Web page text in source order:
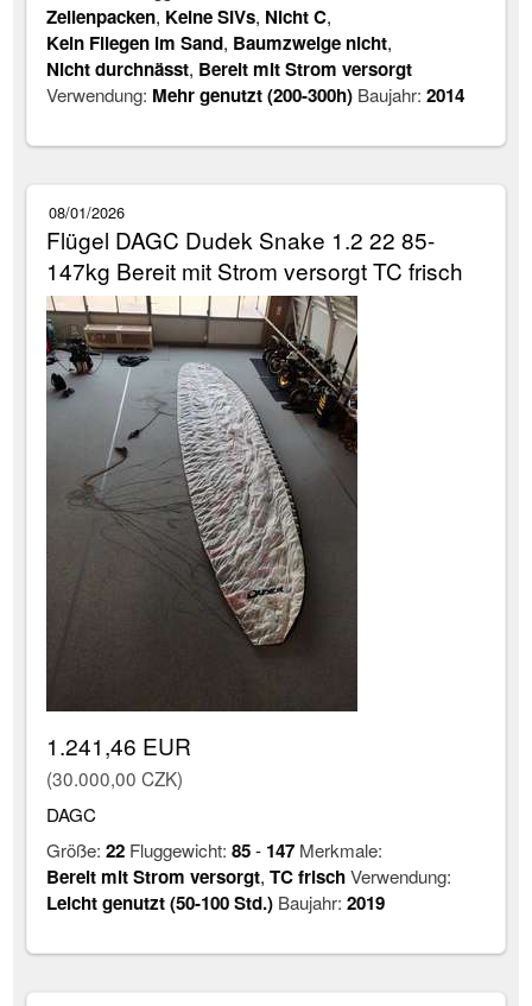
Zellenpacken, Keine SIVs, Nicht C,
Kein Fliegen im Sand, Baumzweige nicht,
Nicht durchnässt, Bereit mit Strom versorgt
Verwendung: Mehr genutzt (200-300h) Baujahr:2014
08/01/2026
Flügel DAGC Dudek Snake 1.2 22 85-
147kg Bereit mit Strom versorgt TC frisch
1.241,46 EUR
(30.000,00 CZK)
DAGC
Größe:22 Fluggewicht:85- 147 Merkmale:
Bereit mit Strom versorgt,TC frischVerwendung:
Leicht genutzt (50-100 Std.) Baujahr:2019